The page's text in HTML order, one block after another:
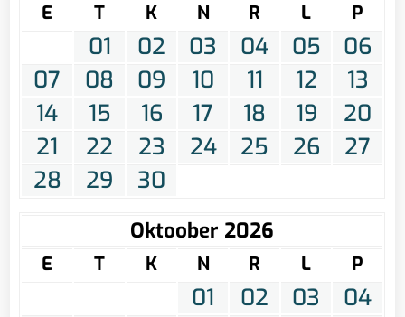
E T K N R L P
01 02 03 04 05
06
07
08 09 10 11 12
13
14
15 16 17 18 19
20
21
22 23 24 25 26
27
28
29 30
Oktoober 2026
E T K N R L P
01 02 03
04